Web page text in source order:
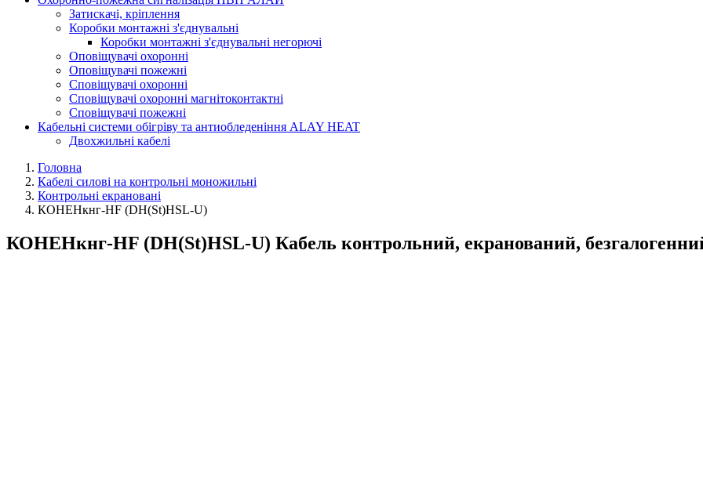
Затискачі, кріплення
Коробки монтажні з'єднувальні
Коробки монтажні з'єднувальні негорючі
Оповіщувачі охоронні
Оповіщувачі пожежні
Сповіщувачі охоронні
Сповіщувачі охоронні магнітоконтактні
Сповіщувачі пожежні
Кабельні системи обігріву та антиобледеніння ALAY HEAT
Двохжильні кабелі
Головна
Кабелі силові на контрольні моножильні
Контрольні екрановані
КОНЕНкнг-HF (DН(St)НSL-U)
КОНЕНкнг-HF (DН(St)НSL-U) Кабель контрольний, екранований,